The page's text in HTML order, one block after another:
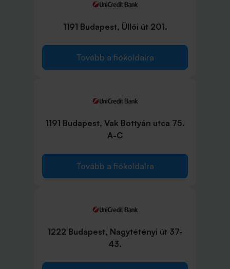
1191 Budapest, Üllői út 201.
Tovább a fiókoldalra
1191 Budapest, Vak Bottyán utca 75.
A-C
Tovább a fiókoldalra
1222 Budapest, Nagytétényi út 37-
43.